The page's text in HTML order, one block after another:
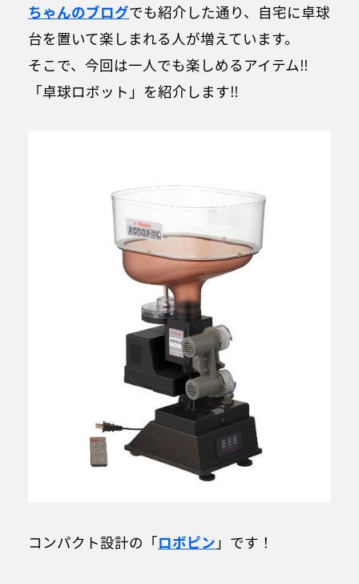
ちゃんのブログでも紹介した通り、自宅に卓球
台を置いて楽しまれる人が増えています。
そこで、今回は一人でも楽しめるアイテム‼︎
「卓球ロボット」を紹介します‼︎
コンパクト設計の「ロボピン 」です！